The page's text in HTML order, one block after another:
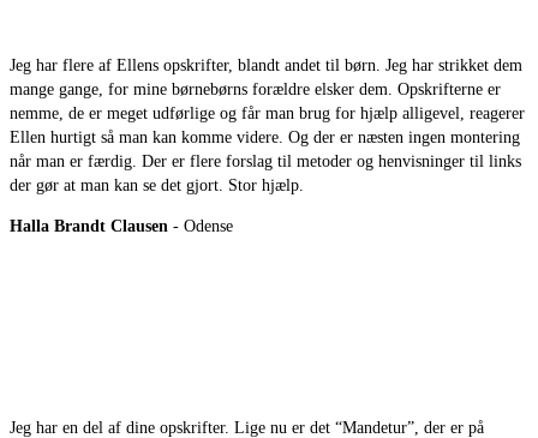
Jeg har flere af Ellens opskrifter, blandt andet til børn. Jeg har strikket dem
mange gange, for mine børnebørns forældre elsker dem. Opskrifterne er
nemme, de er meget udførlige og får man brug for hjælp alligevel, reagerer
Ellen hurtigt så man kan komme videre. Og der er næsten ingen montering
når man er færdig. Der er flere forslag til metoder og henvisninger til links
der gør at man kan se det gjort. Stor hjælp.
Halla Brandt Clausen - Odense
Jeg har en del af dine opskrifter. Lige nu er det “Mandetur”, der er på